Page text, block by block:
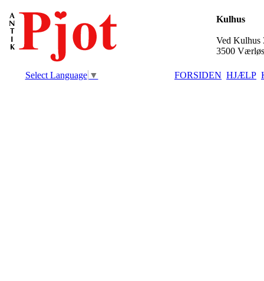
Kulhus
Ved Kulhus
3500
Select Language ▼ FORSIDEN HJÆLP